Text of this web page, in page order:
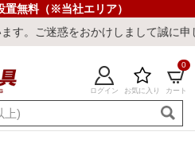
置無料（※当社エリア）
して誠に申し訳ございません。
ログイン お気に入り カート
0
新規会員登録
閲覧履歴